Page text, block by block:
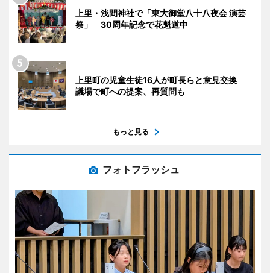
上里・浅間神社で「東大御堂八十八夜会 演芸
祭」 30周年記念で花魁道中
上里町の児童生徒16人が町長らと意見交換
議場で町への提案、再質問も
もっと見る
フォトフラッシュ